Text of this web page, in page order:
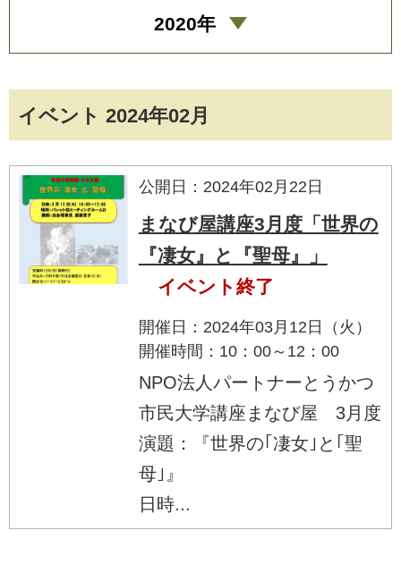
イベント 2024年02月
公開日：2024年02月22日
まなび屋講座3月度「世界の
『凄女』と『聖母』」
イベント終了
開催日：2024年03月12日（火）
開催時間：10：00～12：00
NPO法人パートナーとうかつ
市民大学講座まなび屋 3月度
演題：『世界の｢凄女｣と｢聖
母｣』
日時...
2020年